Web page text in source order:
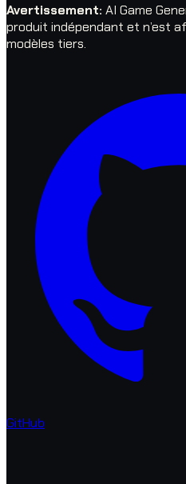
Avertissement: AI Game
produit indépendant et n’est
modèles tiers.
GitHub